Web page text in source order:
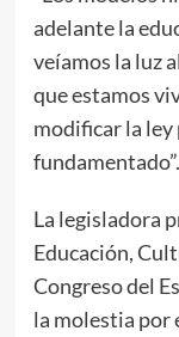
adelante la
veíamos la luz
que estamos
modificar la ley
fundamentado”.
La legisladora
Educación,
Congreso del
la molestia por